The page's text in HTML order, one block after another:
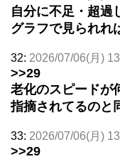
自分に不足・超過
グラフで見られれ
32: 2026/07/06(月)
>>29
老化のスピードが
指摘されてるのと
33: 2026/07/06(月)
>>29